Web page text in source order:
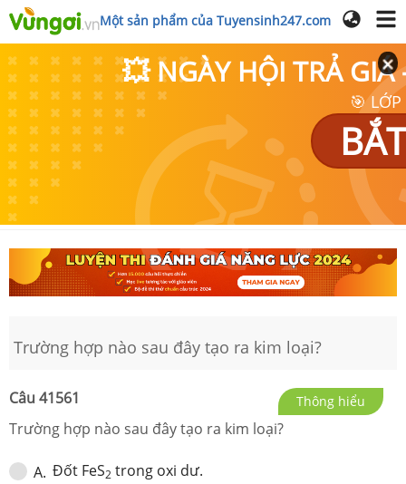
Một sản phẩm của Tuyensinh247.com
💥 NGÀY HỘI TRẢ GIÁ
🎯
Trường hợp nào sau đây tạo ra kim loại?
Câu 41561 Thông hiểu
Trường hợp nào sau đây tạo ra kim loại?
A. Đốt FeS2 trong oxi dư.